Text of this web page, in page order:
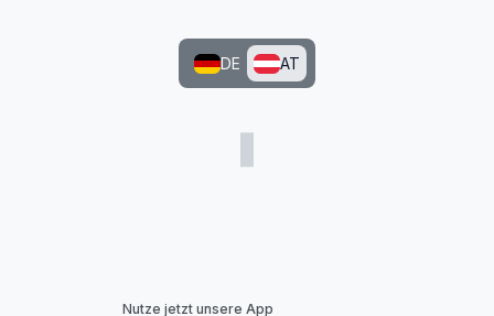
DE AT
Nutze jetzt unsere App